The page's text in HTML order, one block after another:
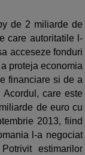
de 2 miliarde de
care autoritatile l-
acceseze fonduri
proteja economia
financiare si de a
care este
de euro cu
2013, fiind
l-a negociat
estimarilor